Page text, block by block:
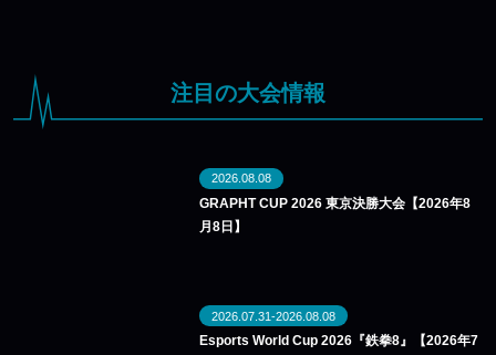
注目の大会情報
2026.08.08
GRAPHT CUP 2026 東京決勝大会【2026年8
月8日】
2026.07.31-2026.08.08
Esports World Cup 2026『鉄拳8』【2026年7